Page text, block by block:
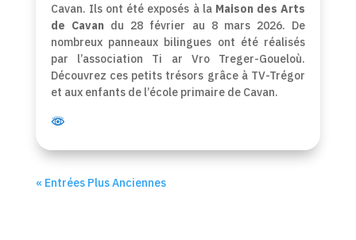
Cavan. Ils ont été exposés à la Maison des Arts
de Cavandu 28 février au 8 mars 2026. De
nombreux panneaux bilingues ont été réalisés
par l’association Ti ar Vro Treger-Goueloù.
Découvrez ces petits trésors grâce à TV-Trégor
et aux enfants de l’école primaire de Cavan.
« Entrées Plus Anciennes